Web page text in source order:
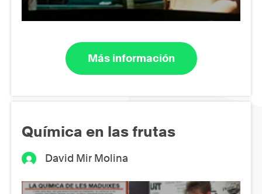
Más información
Química en las frutas
David Mir Molina